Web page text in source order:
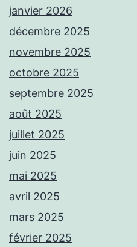
janvier 2026
décembre 2025
novembre 2025
octobre 2025
septembre 2025
août 2025
juillet 2025
juin 2025
mai 2025
avril 2025
mars 2025
février 2025